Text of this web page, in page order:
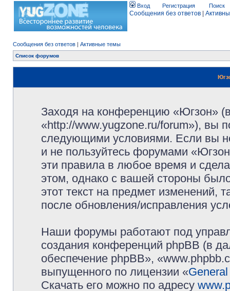
Вход Регистрация Поиск
Сообщения без ответов
Сообщения без ответов | Активные темы
Список форумов
Заходя на конференцию «Югзон»
«http://www.yugzone.ru/forum»), вы
следующими условиями. Если вы
и не пользуйтесь форумами
эти правила в любое время и
этом, однако с вашей стороны
этот текст на предмет изменений,
после обновления/исправления
Наши форумы работают под
создания конференций phpBB (в
обеспечение phpBB»,
выпущенного по лицензии «
Скачать его можно по адресу